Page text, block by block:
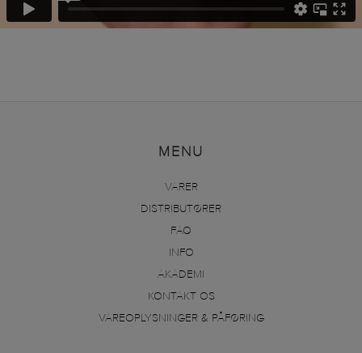
MENU
VARER
DISTRIBUTØRER
FAQ
INFO
AKADEMI
KONTAKT OS
VAREOPLYSNINGER & PÅFØRING